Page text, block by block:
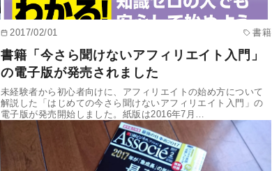
2017/02/01 書籍
書籍「今さら聞けないアフィリエイト入門」
の電子版が発売されました
未経験者から初心者向けに、アフィリエイトの始め方について
解説した「はじめての今さら聞けないアフィリエイト入門」の
電子版が発売開始しました。紙版は2016年7月…